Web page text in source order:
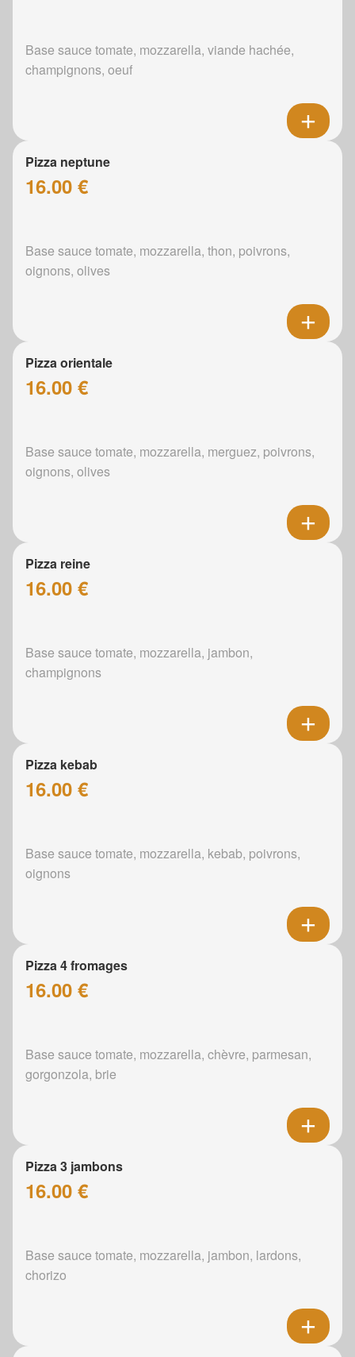
Base sauce tomate, mozzarella, viande hachée,
champignons, oeuf
Pizza neptune
16.00 €
Base sauce tomate, mozzarella, thon, poivrons,
oignons, olives
Pizza orientale
16.00 €
Base sauce tomate, mozzarella, merguez, poivrons,
oignons, olives
Pizza reine
16.00 €
Base sauce tomate, mozzarella, jambon,
champignons
Pizza kebab
16.00 €
Base sauce tomate, mozzarella, kebab, poivrons,
oignons
Pizza 4 fromages
16.00 €
Base sauce tomate, mozzarella, chèvre, parmesan,
gorgonzola, brie
Pizza 3 jambons
16.00 €
Base sauce tomate, mozzarella, jambon, lardons,
chorizo